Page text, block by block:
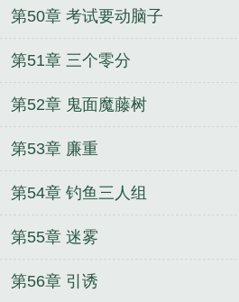
第50章 考试要动脑子
第51章 三个零分
第52章 鬼面魔藤树
第53章 廉重
第54章 钓鱼三人组
第55章 迷雾
第56章 引诱